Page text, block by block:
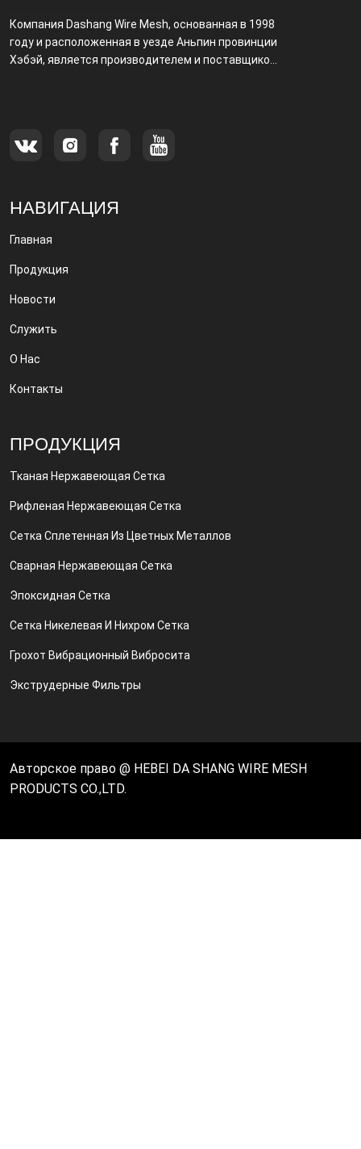
Компания Dashang Wire Mesh, основанная в 1998
году и расположенная в уезде Аньпин провинции
Хэбэй, является производителем и поставщиком,
НАВИГАЦИЯ
Главная
Продукция
Новости
Служить
О Нас
Контакты
ПРОДУКЦИЯ
Тканая Нержавеющая Сетка
Рифленая Нержавеющая Сетка
Сетка Сплетенная Из Цветных Металлов
Сварная Нержавеющая Сетка
Эпоксидная Сетка
Сетка Никелевая И Нихром Сетка
Грохот Вибрационный Вибросита
Экструдерные Фильтры
Авторское право @ HEBEI DA SHANG WIRE MESH
PRODUCTS CO.,LTD.